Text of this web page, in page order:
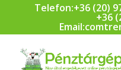
Telefon:+36 (20)
+36
Email: